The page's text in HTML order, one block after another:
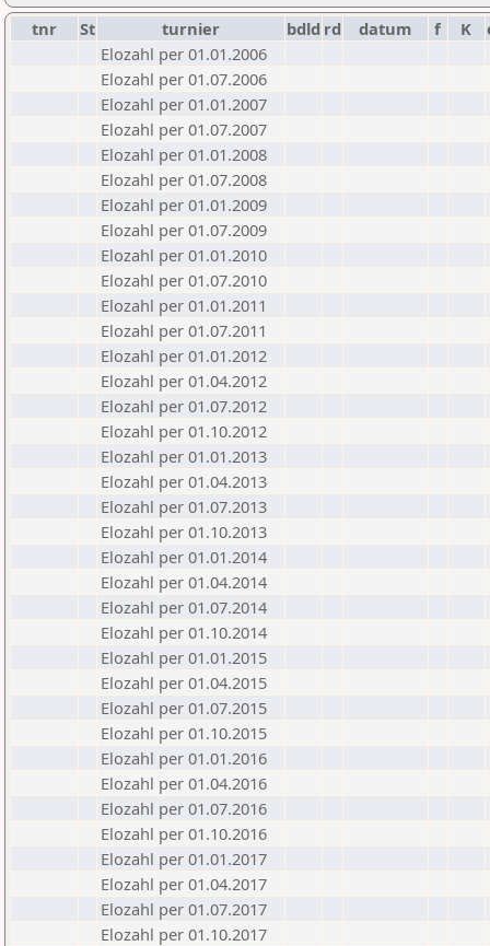
tnr St turnier bdld rd datum f K
Elozahl per 01.01.2006
Elozahl per 01.07.2006
Elozahl per 01.01.2007
Elozahl per 01.07.2007
Elozahl per 01.01.2008
Elozahl per 01.07.2008
Elozahl per 01.01.2009
Elozahl per 01.07.2009
Elozahl per 01.01.2010
Elozahl per 01.07.2010
Elozahl per 01.01.2011
Elozahl per 01.07.2011
Elozahl per 01.01.2012
Elozahl per 01.04.2012
Elozahl per 01.07.2012
Elozahl per 01.10.2012
Elozahl per 01.01.2013
Elozahl per 01.04.2013
Elozahl per 01.07.2013
Elozahl per 01.10.2013
Elozahl per 01.01.2014
Elozahl per 01.04.2014
Elozahl per 01.07.2014
Elozahl per 01.10.2014
Elozahl per 01.01.2015
Elozahl per 01.04.2015
Elozahl per 01.07.2015
Elozahl per 01.10.2015
Elozahl per 01.01.2016
Elozahl per 01.04.2016
Elozahl per 01.07.2016
Elozahl per 01.10.2016
Elozahl per 01.01.2017
Elozahl per 01.04.2017
Elozahl per 01.07.2017
Elozahl per 01.10.2017